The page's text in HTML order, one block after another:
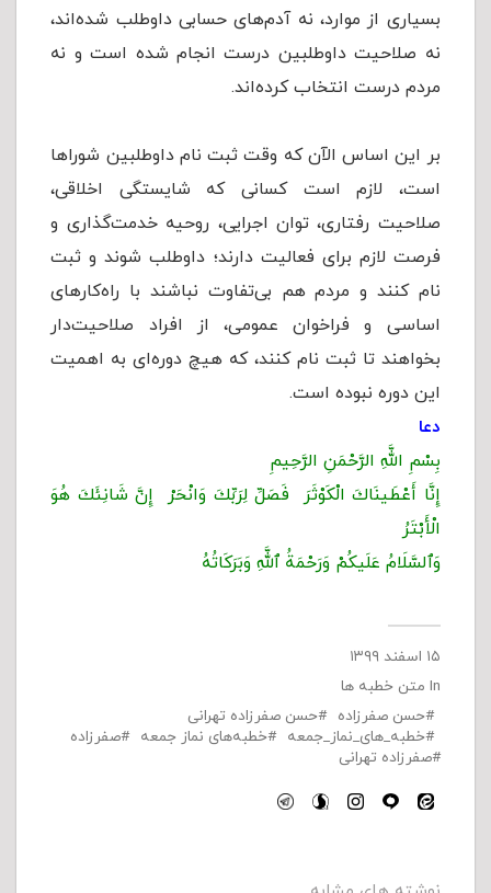
بسیاری از موارد، نه آدم‌های حسابی داوطلب شده‌اند،
نه صلاحیت داوطلبین درست انجام شده است و نه
مردم درست انتخاب کرده‌اند.
بر این اساس الآن که وقت ثبت نام داوطلبین شوراها
است، لازم است کسانی که شایستگی اخلاقی،
صلاحیت رفتاری، توان اجرایی، روحیه خدمت‌گذاری و
فرصت لازم برای فعالیت دارند؛ داوطلب شوند و ثبت
نام کنند و مردم هم بی‌تفاوت نباشند با راه‌کارهای
اساسی و فراخوان عمومی، از افراد صلاحیت‌‌دار
بخواهند تا ثبت نام کنند، که هیچ دوره‌ای به اهمیت
این دوره نبوده است.
دعا
بِسْمِ اللَّهِ الرَّحْمَنِ الرَّحِیمِ
إِنَّا أَعْطَینَاكَ الْكَوْثَرَ فَصَلِّ لِرَبِّكَ وَانْحَرْ إِنَّ شَانِئَكَ هُوَ
الْأَبْتَرُ
وَٱلسَّلَامُ عَلَیكُمْ وَرَحْمَةُ ٱللَّهِ وَبَرَكَاتُهُ
۱۵ اسفند ۱۳۹۹
In متن خطبه ها
حسن صفرزاده
حسن صفرزاده تهرانی
خطبه_های_نماز_جمعه
خطبه‌های نماز جمعه
صفرزاده
صفرزاده تهرانی